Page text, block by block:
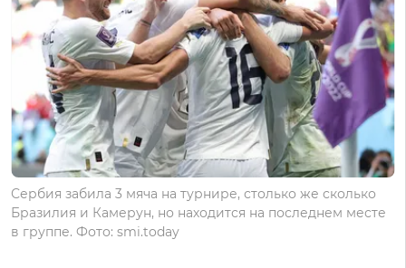
Сербия забила 3 мяча на турнире, столько же сколько
Бразилия и Камерун, но находится на последнем месте
в группе. Фото: smi.today